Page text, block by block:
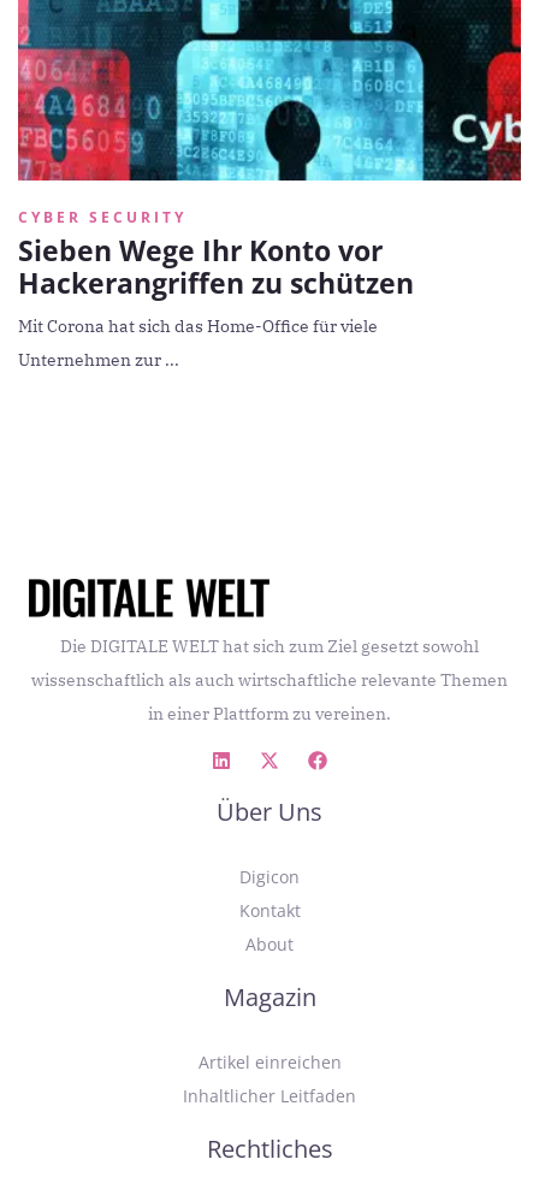
CYBER SECURITY
Sieben Wege Ihr Konto vor
Hackerangriffen zu schützen
Mit Corona hat sich das Home-Office für viele
Unternehmen zur ...
Die DIGITALE WELT hat sich zum Ziel gesetzt sowohl
wissenschaftlich als auch wirtschaftliche relevante Themen
in einer Plattform zu vereinen.
Über Uns
Digicon
Kontakt
About
Magazin
Artikel einreichen
Inhaltlicher Leitfaden
Rechtliches